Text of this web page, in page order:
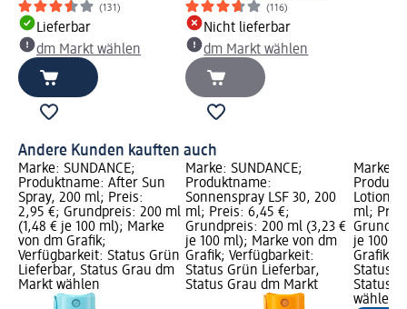
(131)
Lieferbar
dm Markt wählen
(116)
Nicht lieferbar
dm Markt wählen
Andere Kunden kauften auch
Marke: SUNDANCE;
Produktname: After Sun
Spray, 200 ml; Preis:
2,95 €; Grundpreis: 200 ml
(1,48 € je 100 ml); Marke
von dm Grafik;
Verfügbarkeit: Status Grün
Lieferbar, Status Grau dm
Markt wählen
Marke: SUNDANCE;
Produktname:
Sonnenspray LSF 30, 200
ml; Preis: 6,45 €;
Grundpreis: 200 ml (3,23 €
je 100 ml); Marke von dm
Grafik; Verfügbarkeit:
Status Grün Lieferbar,
Status Grau dm Markt
Marke:
Lotion
ml;
je 100
Grafik;
Status
Status
wählen